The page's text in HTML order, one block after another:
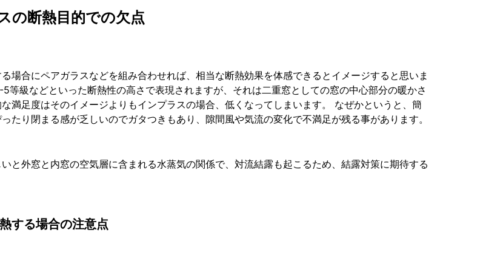
の断熱目的での欠点
場合にペアガラスなどを組み合わせれば、相当な断熱効果を体感できるとイメージすると思いま
等級などといった断熱性の高さで表現されますが、それは二重窓としての窓の中心部分の暖かさ
満足度はそのイメージよりもインプラスの場合、低くなってしまいます。 なぜかというと、簡
たり閉まる感が乏しいのでガタつきもあり、隙間風や気流の変化で不満足が残る事があります。
と外窓と内窓の空気層に含まれる水蒸気の関係で、対流結露も起こるため、結露対策に期待する
する場合の注意点